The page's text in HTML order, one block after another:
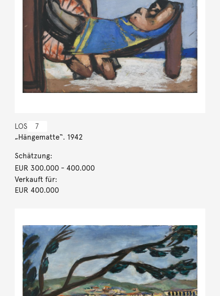
LOS 7
„Hängematte“. 1942
Schätzung:
EUR 300.000- 400.000
Verkauft für:
EUR 400.000